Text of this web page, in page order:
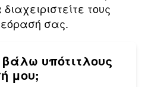
τους
σας.
υπότιτλους
μου;